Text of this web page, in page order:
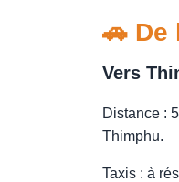
🚗
Vers
Distance :
Thimphu.
Taxis : à